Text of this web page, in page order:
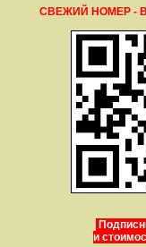
СВЕЖИЙ НОМЕР -
и